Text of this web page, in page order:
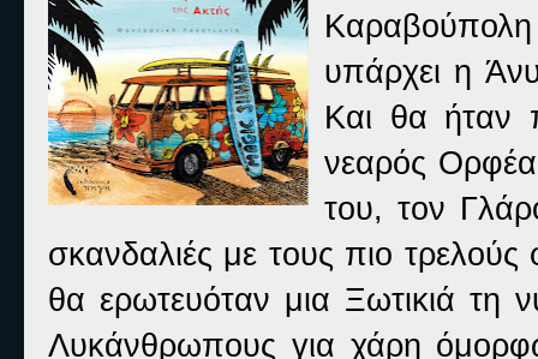
υπάρχει η
Και θα ήταν
νεαρός
του, τον
σκανδαλιές με τους πιο
θα ερωτευόταν μια Ξωτικιά τη
Λυκάνθρωπους για χάρη